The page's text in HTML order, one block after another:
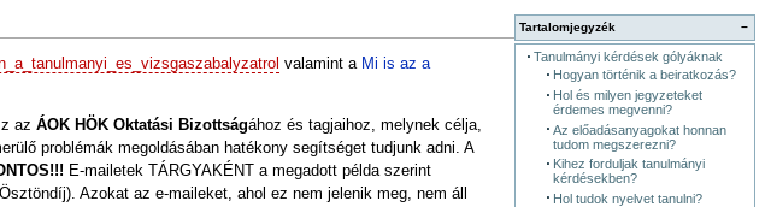
−
Tartalomjegyzék
Tanulmányi kérdések gólyáknak
Hogyan történik a beiratkozás?
Hol és milyen jegyzeteket
érdemes megvenni?
Az előadásanyagokat honnan
tudom megszerezni?
Kihez forduljak tanulmányi
kérdésekben?
Hol tudok nyelvet tanulni?
valamint a Mi is az a
az ÁOK HÖK Oktatási Bizottságához és tagjaihoz, melynek célja,
problémák megoldásában hatékony segítséget tudjunk adni. A
E-mailetek TÁRGYAKÉNT a megadott példa szerint
Azokat az e-maileket, ahol ez nem jelenik meg, nem áll